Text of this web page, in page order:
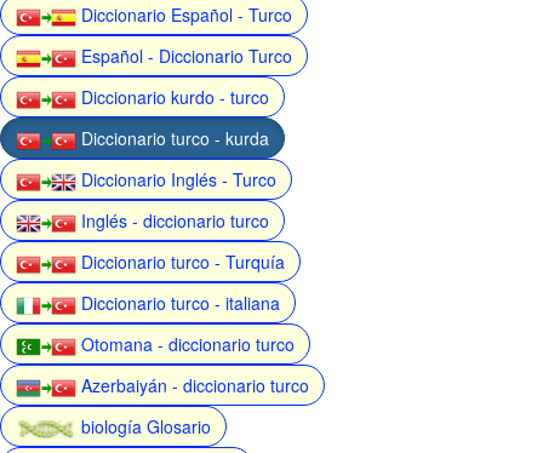
Diccionario Español - Turco
Español - Diccionario Turco
Diccionario kurdo - turco
Diccionario turco - kurda
Diccionario Inglés - Turco
Inglés - diccionario turco
Diccionario turco - Turquía
Diccionario turco - italiana
Otomana - diccionario turco
Azerbaiyán - diccionario turco
biología Glosario